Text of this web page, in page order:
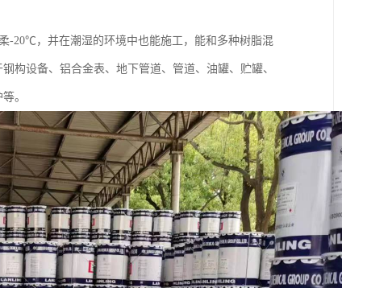
-20℃，并在潮湿的环境中也能施工，能和多种树脂混
构设备、铝合金表、地下管道、管道、油罐、贮罐、
。